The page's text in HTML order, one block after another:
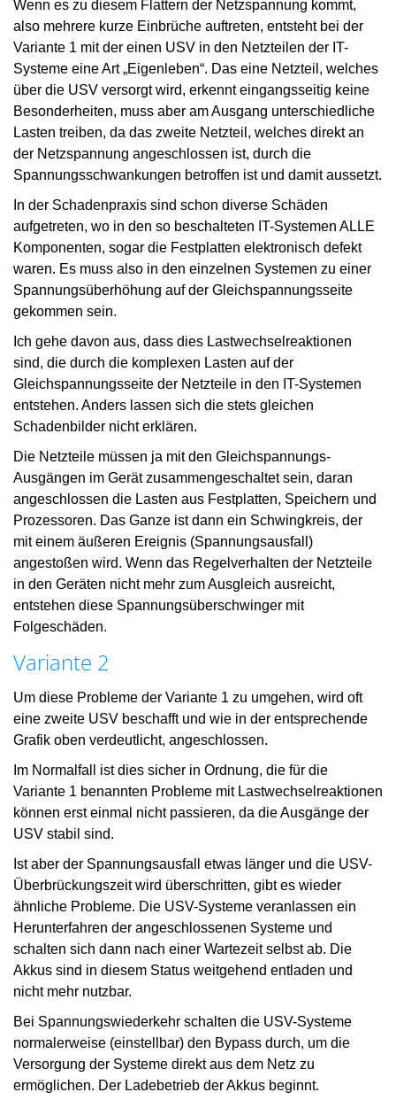
Wenn es zu diesem Flattern der Netzspannung kommt,
also mehrere kurze Einbrüche auftreten, entsteht bei der
Variante 1 mit der einen USV in den Netzteilen der IT-
Systeme eine Art „Eigenleben“. Das eine Netzteil, welches
über die USV versorgt wird, erkennt eingangsseitig keine
Besonderheiten, muss aber am Ausgang unterschiedliche
Lasten treiben, da das zweite Netzteil, welches direkt an
der Netzspannung angeschlossen ist, durch die
Spannungsschwankungen betroffen ist und damit aussetzt.
In der Schadenpraxis sind schon diverse Schäden
aufgetreten, wo in den so beschalteten IT-Systemen ALLE
Komponenten, sogar die Festplatten elektronisch defekt
waren. Es muss also in den einzelnen Systemen zu einer
Spannungsüberhöhung auf der Gleichspannungsseite
gekommen sein.
Ich gehe davon aus, dass dies Lastwechselreaktionen
sind, die durch die komplexen Lasten auf der
Gleichspannungsseite der Netzteile in den IT-Systemen
entstehen. Anders lassen sich die stets gleichen
Schadenbilder nicht erklären.
Die Netzteile müssen ja mit den Gleichspannungs-
Ausgängen im Gerät zusammengeschaltet sein, daran
angeschlossen die Lasten aus Festplatten, Speichern und
Prozessoren. Das Ganze ist dann ein Schwingkreis, der
mit einem äußeren Ereignis (Spannungsausfall)
angestoßen wird. Wenn das Regelverhalten der Netzteile
in den Geräten nicht mehr zum Ausgleich ausreicht,
entstehen diese Spannungsüberschwinger mit
Folgeschäden.
Variante 2
Um diese Probleme der Variante 1 zu umgehen, wird oft
eine zweite USV beschafft und wie in der entsprechende
Grafik oben verdeutlicht, angeschlossen.
Im Normalfall ist dies sicher in Ordnung, die für die
Variante 1 benannten Probleme mit Lastwechselreaktionen
können erst einmal nicht passieren, da die Ausgänge der
USV stabil sind.
Ist aber der Spannungsausfall etwas länger und die USV-
Überbrückungszeit wird überschritten, gibt es wieder
ähnliche Probleme. Die USV-Systeme veranlassen ein
Herunterfahren der angeschlossenen Systeme und
schalten sich dann nach einer Wartezeit selbst ab. Die
Akkus sind in diesem Status weitgehend entladen und
nicht mehr nutzbar.
Bei Spannungswiederkehr schalten die USV-Systeme
normalerweise (einstellbar) den Bypass durch, um die
Versorgung der Systeme direkt aus dem Netz zu
ermöglichen. Der Ladebetrieb der Akkus beginnt.